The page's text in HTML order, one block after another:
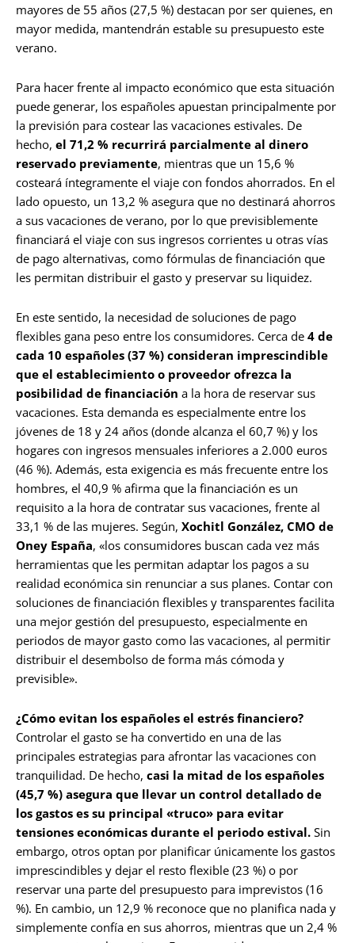
mayores de 55 años (27,5 %) destacan por ser quienes, en
mayor medida, mantendrán estable su presupuesto este
verano.
Para hacer frente al impacto económico que esta situación
puede generar, los españoles apuestan principalmente por
la previsión para costear las vacaciones estivales. De
hecho, el 71,2 % recurrirá parcialmente al dinero
reservado previamente, mientras que un 15,6 %
costeará íntegramente el viaje con fondos ahorrados. En el
lado opuesto, un 13,2 % asegura que no destinará ahorros
a sus vacaciones de verano, por lo que previsiblemente
financiará el viaje con sus ingresos corrientes u otras vías
de pago alternativas, como fórmulas de financiación que
les permitan distribuir el gasto y preservar su liquidez.
En este sentido, la necesidad de soluciones de pago
flexibles gana peso entre los consumidores. Cerca de 4 de
cada 10 españoles (37 %) consideran imprescindible
que el establecimiento o proveedor ofrezca la
posibilidad de financiación a la hora de reservar sus
vacaciones. Esta demanda es especialmente entre los
jóvenes de 18 y 24 años (donde alcanza el 60,7 %) y los
hogares con ingresos mensuales inferiores a 2.000 euros
(46 %). Además, esta exigencia es más frecuente entre los
hombres, el 40,9 % afirma que la financiación es un
requisito a la hora de contratar sus vacaciones, frente al
33,1 % de las mujeres. Según, Xochitl González, CMO de
Oney España, «los consumidores buscan cada vez más
herramientas que les permitan adaptar los pagos a su
realidad económica sin renunciar a sus planes. Contar con
soluciones de financiación flexibles y transparentes facilita
una mejor gestión del presupuesto, especialmente en
periodos de mayor gasto como las vacaciones, al permitir
distribuir el desembolso de forma más cómoda y
previsible».
¿Cómo evitan los españoles el estrés financiero?
Controlar el gasto se ha convertido en una de las
principales estrategias para afrontar las vacaciones con
tranquilidad. De hecho, casi la mitad de los españoles
(45,7 %) asegura que llevar un control detallado de
los gastos es su principal «truco» para evitar
tensiones económicas durante el periodo estival. Sin
embargo, otros optan por planificar únicamente los gastos
imprescindibles y dejar el resto flexible (23 %) o por
reservar una parte del presupuesto para imprevistos (16
%). En cambio, un 12,9 % reconoce que no planifica nada y
simplemente confía en sus ahorros, mientras que un 2,4 %